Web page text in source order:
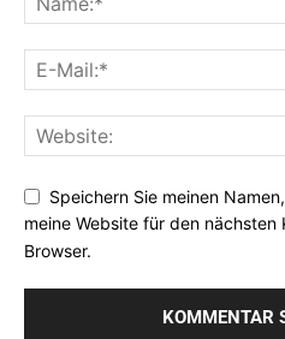
Speichern Sie meinen
meine Website für den nächsten
Browser.